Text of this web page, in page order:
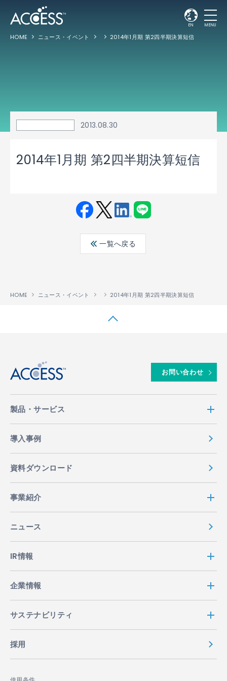
EN MENU
HOME ニュース・イベント 2014年1月期 第2四半期決算短信
2013.08.30
2014年1月期 第2四半期決算短信
ebo ter
edin
一覧へ戻る
HOME ニュース・イベント 2014年1月期 第2四半期決算短信
お問い合わせ
製品・サービス
導入事例
資料ダウンロード
事業紹介
ニュース
IR情報
企業情報
サステナビリティ
採用